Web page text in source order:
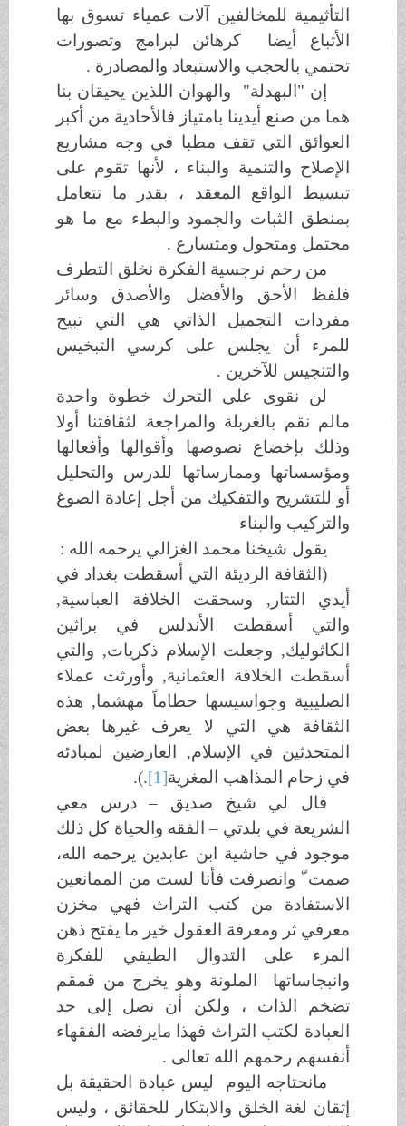
التأثيمية للمخالفين آلات عمياء تسوق بها
الأتباع أيضا كرهائن لبرامج وتصورات
تحتمي بالحجب والاستبعاد والمصادرة .
إن "البهدلة" والهوان اللذين يحيقان بنا
هما من صنع أيدينا بامتياز فالأحادية من أكبر
العوائق التي تقف مطبا في وجه مشاريع
الإصلاح والتنمية والبناء ، لأنها تقوم على
تبسيط الواقع المعقد ، بقدر ما تتعامل
بمنطق الثبات والجمود والبطء مع ما هو
محتمل ومتحول ومتسارع .
من رحم نرجسية الفكرة نخلق التطرف
فلفظ الأحق والأفضل والأصدق وسائر
مفردات التجميل الذاتي هي التي تبيح
للمرء أن يجلس على كرسي التبخيس
والتنجيس للآخرين .
لن نقوى على التحرك خطوة واحدة
مالم نقم بالغربلة والمراجعة لثقافتنا أولا
وذلك بإخضاع نصوصها وأقوالها وأفعالها
ومؤسساتها وممارساتها للدرس والتحليل
أو للتشريح والتفكيك من أجل إعادة الصوغ
والتركيب والبناء
يقول شيخنا محمد الغزالي يرحمه الله :
(الثقافة الرديئة التي أسقطت بغداد في
أيدي التتار, وسحقت الخلافة العباسية,
والتي أسقطت الأندلس في براثين
الكاثوليك, وجعلت الإسلام ذكريات, والتي
أسقطت الخلافة العثمانية, وأورثت عملاء
الصليبية وجواسيسها حطاماً مهشما, هذه
الثقافة هي التي لا يعرف غيرها بعض
المتحدثين في الإسلام, العارضين لمبادئه
في زحام المذاهب المغرية
.).
قال لي شيخ صديق – درس معي
الشريعة في بلدتي – الفقه والحياة كل ذلك
موجود في حاشية ابن عابدين يرحمه الله،
صمت ّ وانصرفت فأنا لست من الممانعين
الاستفادة من كتب التراث فهي مخزن
معرفي ثر ومعرفة العقول خير ما يفتح ذهن
المرء على التدوال الطيفي للفكرة
وانبجاساتها الملونة وهو يخرج من قمقم
تضخم الذات ، ولكن أن نصل إلى حد
العبادة لكتب التراث فهذا مايرفضه الفقهاء
أنفسهم رحمهم الله تعالى .
مانحتاجه اليوم ليس عبادة الحقيقة بل
إتقان لغة الخلق والابتكار للحقائق ، وليس